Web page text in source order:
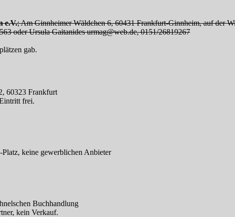
e.V.; Am Ginnheimer Wäldchen 6, 60431 Frankfurt-Ginnheim, auf der
oder Ursula Gaitanides urmag@web.de, 0151/26819267
gab.
60323 Frankfurt
frei.
keine gewerblichen Anbieter
Buchhandlung
kein Verkauf.